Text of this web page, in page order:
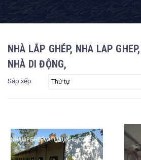
NHÀ LẮP GHÉP, NHA LAP
NHÀ DI ĐỘNG,
Sắp xếp: Thứ tự